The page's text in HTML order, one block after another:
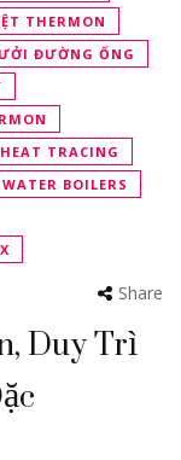
THERMON
ĐƯỜNG ỐNG
TRACING
BOILERS
Share
Duy Trì